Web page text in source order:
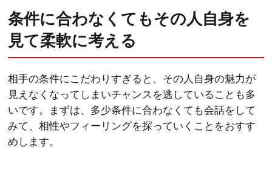
条件に合わなくてもその人自身を
見て柔軟に考える
相手の条件にこだわりすぎると、その人自身の魅力が
見えなくなってしまいチャンスを逃していることも多
いです。まずは、多少条件に合わなくても会話をして
みて、相性やフィーリングを探っていくことをおすす
めします。